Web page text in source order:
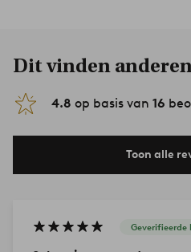
Dit vinden
4.8 op basis van 16
Toon alle
Geverifieerde